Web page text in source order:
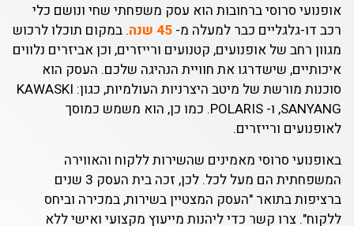
סרוסי ברחובות הוא עסק משפחתי שחי ונושם כלי
גלגליים כבר למעלה מ-45 שנה
. במקום תוכלו לרכוש
של אופנועים, קטנועים ורייזרים, וכן אביזרים נלווים
שישדרגו את חוויית הנהיגה שלכם. העסק הוא
סוכנות מורשת של מיטב היצרניות העולמיות, כגון: KAWASKI
,SANYANG ו- POLARIS. כמו כן, הוא משמש כמוסך
ורייזרים.
סרוסי מאמינים שהשירות ללקוח והאווירה
המשפחתית הם מעל לכל. לכן, זכה בית העסק 3 שנים
בתואר "העסק המצטיין בשירות, במכירה וביחס
צרו קשר כדי ליהנות מייעוץ מקצועי ואישי ללא